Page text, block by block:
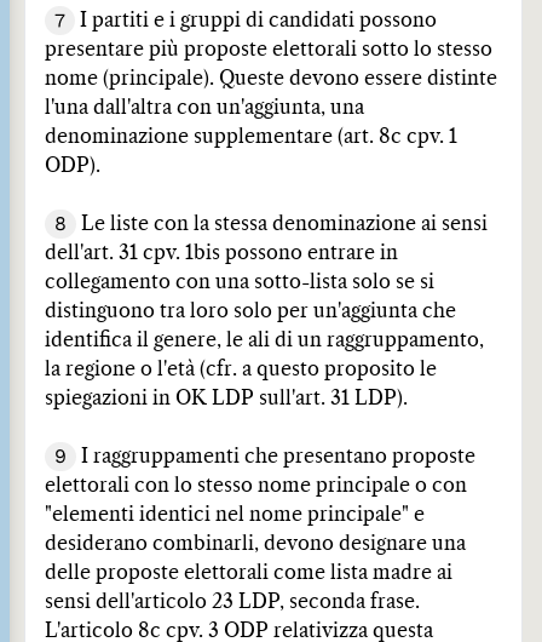
7
I partiti e i gruppi di candidati possono
presentare più proposte elettorali sotto lo stesso
nome (principale). Queste devono essere distinte
l'una dall'altra con un'aggiunta, una
denominazione supplementare (art. 8c cpv. 1
ODP).
8
Le liste con la stessa denominazione ai sensi
dell'art. 31 cpv. 1bis possono entrare in
collegamento con una sotto-lista solo se si
distinguono tra loro solo per un'aggiunta che
identifica il genere, le ali di un raggruppamento,
la regione o l'età (cfr. a questo proposito le
spiegazioni in OK LDP sull'art. 31 LDP).
9
I raggruppamenti che presentano proposte
elettorali con lo stesso nome principale o con
"elementi identici nel nome principale" e
desiderano combinarli, devono designare una
delle proposte elettorali come lista madre ai
sensi dell'articolo 23 LDP, seconda frase.
L'articolo 8c cpv. 3 ODP relativizza questa